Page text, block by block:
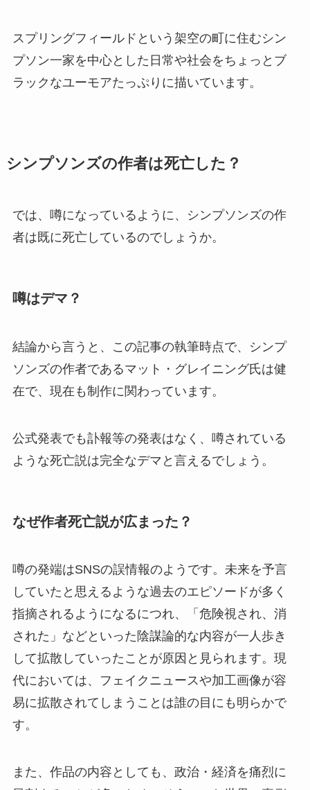
スプリングフィールドという架空の町に住むシン
プソン一家を中心とした日常や社会をちょっとブ
ラックなユーモアたっぷりに描いています。
シンプソンズの作者は死亡した？
では、噂になっているように、シンプソンズの作
者は既に死亡しているのでしょうか。
噂はデマ？
結論から言うと、この記事の執筆時点で、シンプ
ソンズの作者であるマット・グレイニング氏は健
在で、現在も制作に関わっています。
公式発表でも訃報等の発表はなく、噂されている
ような死亡説は完全なデマと言えるでしょう。
なぜ作者死亡説が広まった？
噂の発端はSNSの誤情報のようです。未来を予言
していたと思えるような過去のエピソードが多く
指摘されるようになるにつれ、「危険視され、消
された」などといった陰謀論的な内容が一人歩き
して拡散していったことが原因と見られます。現
代においては、フェイクニュースや加工画像が容
易に拡散されてしまうことは誰の目にも明らかで
す。
また、作品の内容としても、政治・経済を痛烈に